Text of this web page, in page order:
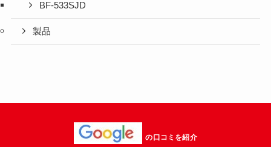
BF-533SJD
製品
の口コミを紹介